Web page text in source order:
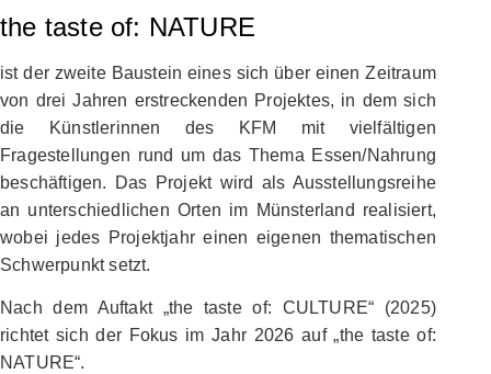
the taste of: NATURE
ist der zweite Baustein eines sich über einen Zeitraum
von drei Jahren erstreckenden Projektes, in dem sich
die Künstlerinnen des KFM mit vielfältigen
Fragestellungen rund um das Thema Essen/Nahrung
beschäftigen. Das Projekt wird als Ausstellungsreihe
an unterschiedlichen Orten im Münsterland realisiert,
wobei jedes Projektjahr einen eigenen thematischen
Schwerpunkt setzt.
Nach dem Auftakt „the taste of: CULTURE“ (2025)
richtet sich der Fokus im Jahr 2026 auf „the taste of:
NATURE“.